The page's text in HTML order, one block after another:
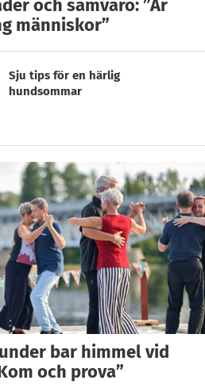
och samvaro: ”Är
människor”
Sju tips för en härlig
hundsommar
bar himmel vid
och prova”